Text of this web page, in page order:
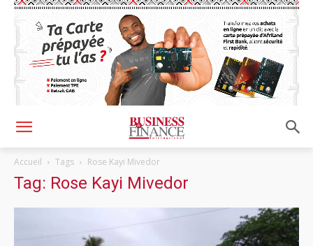
Accueil Tags Rose Kayi Mivedor
Tag: Rose Kayi Mivedor